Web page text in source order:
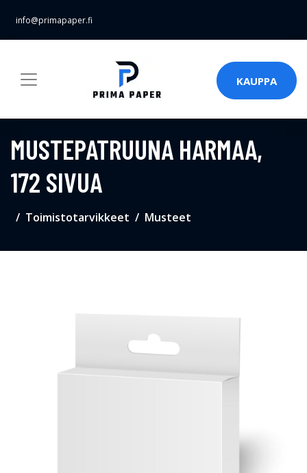
info@primapaper.fi
KAUPPA
MUSTEPATRUUNA HARMAA,
172 SIVUA
Toimistotarvikkeet Musteet